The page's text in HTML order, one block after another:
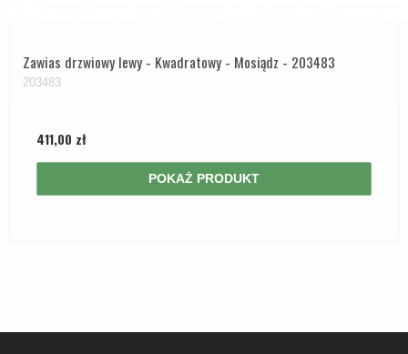
Zawias drzwiowy lewy - Kwadratowy - Mosiądz - 203483
203483
411,00 zł
POKAŻ PRODUKT